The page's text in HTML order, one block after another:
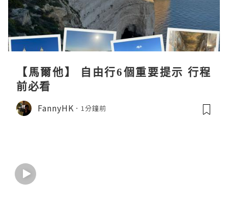
【馬爾他】 自由行6個重要提示 行程
前必看
FannyHK 1分鐘前